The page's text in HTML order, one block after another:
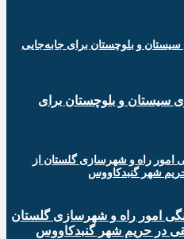
سیستان و بلوچستان برای
امور راه و شهرسازی گلستان
در حریم شهر گنبدکاووس